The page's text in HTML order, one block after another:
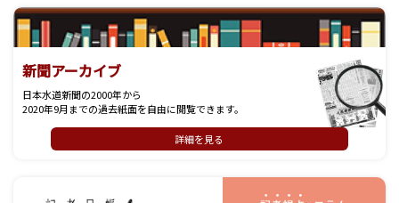
新聞アーカイブ
日本水道新聞の2000年から
2020年9月までの過去紙面を自由に閲覧できます。
詳細を見る